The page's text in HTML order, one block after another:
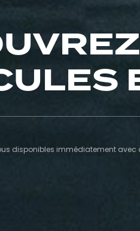
disponibles immédiatement avec